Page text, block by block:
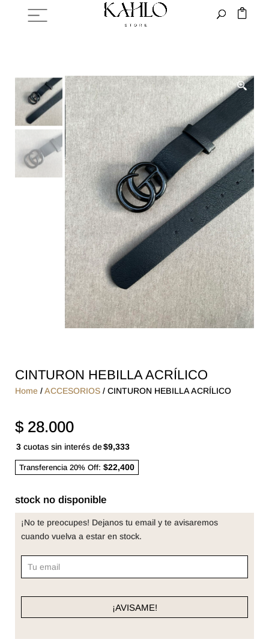
CINTURON HEBILLA ACRÍLICO
Home /ACCESORIOS/ CINTURON HEBILLA ACRÍLICO
$28.000
3cuotas sin interés de$9,333
Transferencia 20% Off: $22,400
stock no disponible
¡No te preocupes! Dejanos tu email y te avisaremos
cuando vuelva a estar en stock.